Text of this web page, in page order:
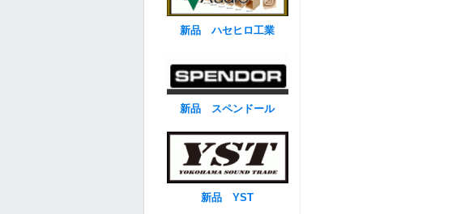
新品 ハセヒロ工業
新品 スペンドール
新品 YST